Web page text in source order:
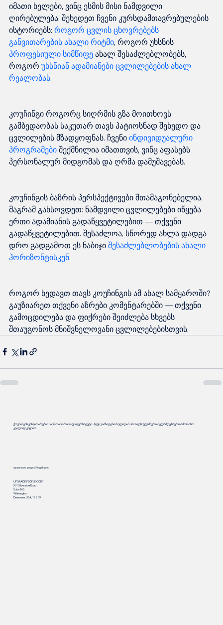
იმათი ხელები, ვინც ესმის მისი ნამდვილი
ღირებულება. შეხედეთ ჩვენი კურსდამთავრებულების
ისტორიებს: როგორ ცვლის ცხოვრებებს
განვითარების ახალი რიტმი, როგორ უხსნის
პროფესიული სიმწიფე ახალ შესაძლებლობებს,
როგორ უხსნიან ადამიანები ცვლილებების ახალ
რეალობას
კოუჩინგი როგორც სიღრმის გზა მოითხოვს
გამბედაობას საკუთარ თავს პატიოსნად შეხედო და
ცვლილების მზადყოფნას. ჩვენი ინდივიდუალური
პროგრამები შექმნილია იმათთვის, ვინც აფასებს
კოუჩინგის ბაზრის პერსპექტივები შთამაგონებელია,
მაგრამ გახსოვდეთ: ნამდვილი ცვლილებები იწყება
ერთი ადამიანის გადაწყვეტილებით — თქვენი
გადაწყვეტილებით. შესაძლოა, სწორედ ახლა დადგა
დრო გადგამოთ ეს ნაბიჯი შესაძლებლობების ახალი
ჰორიზონტისკენ
როგორ ხედავთ თავს კოუჩინგის ამ ახალ სამყაროში?
გაუზიარეთ თქვენი აზრები კომენტარებში — თქვენი
გამოცდილება და ფიქრები შეიძლება სხვებს
შთაუგონოს მნიშვნელოვანი ცვლილებებისთვის.
ქოუჩინგის განვითარების საერთაშორისო უნივერსიტეტი - ჩვენ ვამზადებთ ნულიდან პროფესიულ მწვრთნელამდე საერთაშორისო
კვალიფიკაციით.
ფილიალი დიდი ბრიტანეთი
UPGRADE PEOPLE CORP
501 Silverside Road
Suite 105
Wilmington
Delaware, USA, 19809